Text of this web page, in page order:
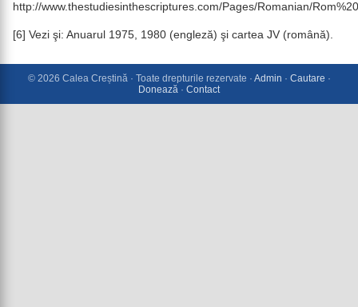
http://www.thestudiesinthescriptures.com/Pages/Romanian/
[6] Vezi şi: Anuarul 1975, 1980 (engleză) şi cartea JV (română).
© 2026 Calea Creștină · Toate drepturile rezervate · Admin · Cautare ·
Donează · Contact